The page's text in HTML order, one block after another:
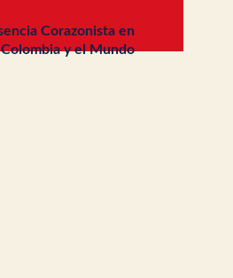
Corazonista en
Colombia y el Mundo